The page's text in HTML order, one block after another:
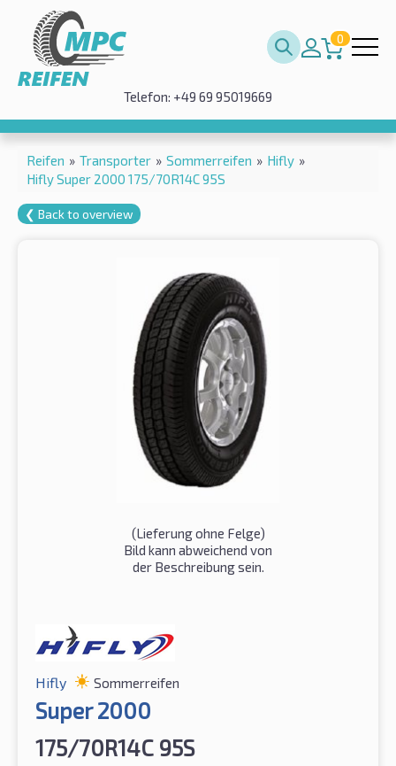
0
Telefon: +49 69 95019669
Reifen » Transporter » Sommerreifen » Hifly »
Hifly Super 2000 175/70R14C 95S
❮ Back to overview
(Lieferung ohne Felge)
Bild kann abweichend von
der Beschreibung sein.
Hifly Sommerreifen
Super 2000
175/70R14C 95S